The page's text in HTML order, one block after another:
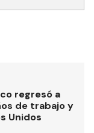
regresó a
de trabajo y
Unidos